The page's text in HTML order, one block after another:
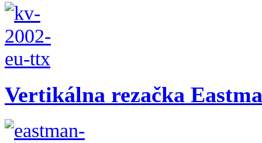
Vertikálna rezačka